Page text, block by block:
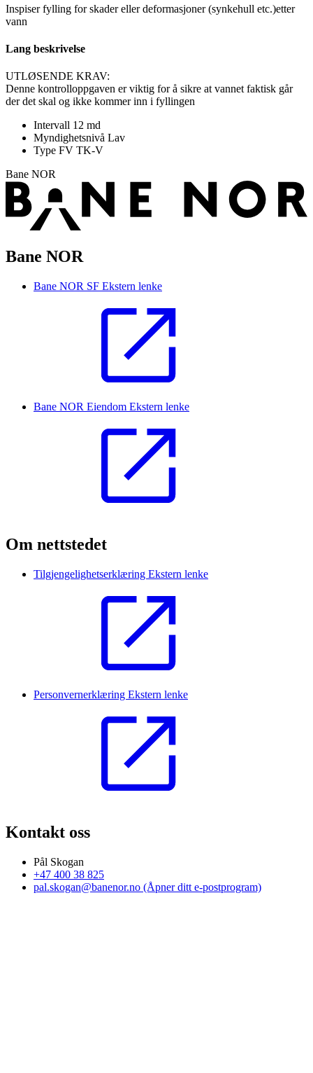
Inspiser fylling for skader eller deformasjoner (synkehull etc.)etter
vann
Lang beskrivelse
UTLØSENDE KRAV:
Denne kontrolloppgaven er viktig for å sikre at vannet faktisk går
der det skal og ikke kommer inn i fyllingen
Intervall 12 md
Myndighetsnivå Lav
Type FV TK-V
Bane NOR
Bane NOR
Bane NOR SF Ekstern lenke
Bane NOR Eiendom Ekstern lenke
Om nettstedet
Tilgjengelighetserklæring Ekstern lenke
Personvernerklæring Ekstern lenke
Kontakt oss
Pål Skogan
+47 400 38 825
pal.skogan@banenor.no (Åpner ditt e-postprogram)